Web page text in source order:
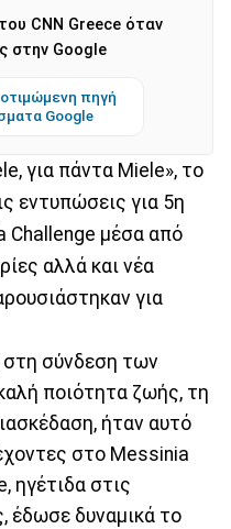
CNN Greece όταν
στην Google
πηγή
Google
για πάντα Miele», το
εντυπώσεις για 5η
Challenge μέσα από
αλλά και νέα
για
στη σύνδεση των
ποιότητα ζωής, τη
ήταν αυτό
στο Messinia
ηγέτιδα στις
έδωσε δυναμικά το